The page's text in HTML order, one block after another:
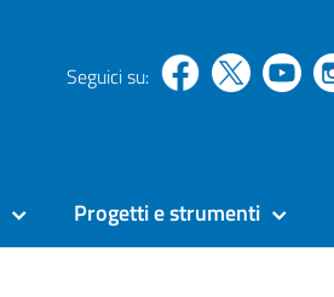
Seguici su:
Progetti e strumenti